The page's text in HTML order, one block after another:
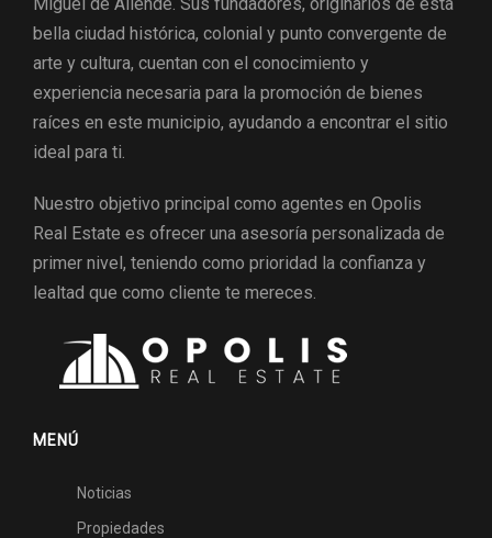
bella ciudad histórica, colonial y punto convergente de
arte y cultura, cuentan con el conocimiento y
experiencia necesaria para la promoción de bienes
raíces en este municipio, ayudando a encontrar el sitio
ideal para ti.
Nuestro objetivo principal como agentes en Opolis
Real Estate es ofrecer una asesoría personalizada de
primer nivel, teniendo como prioridad la confianza y
lealtad que como cliente te mereces.
MENÚ
Noticias
Propiedades